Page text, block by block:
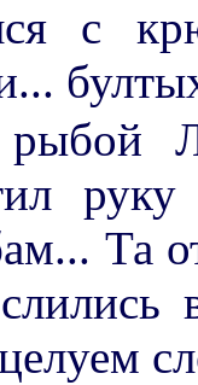
с
Та